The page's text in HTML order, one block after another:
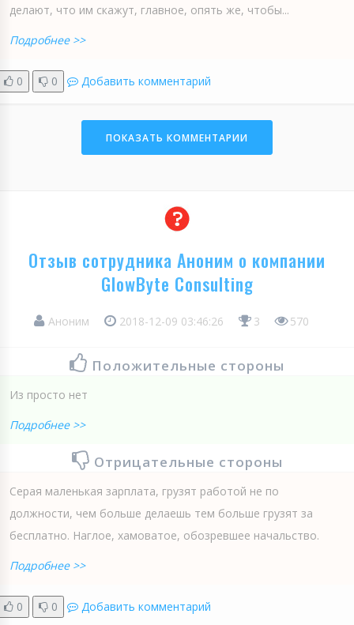
делают, что им скажут, главное, опять же, чтобы...
Подробнее >>
0 0 Добавить комментарий
ПОКАЗАТЬ КОММЕНТАРИИ
Отзыв сотрудника Аноним о компании
GlowByte Consulting
Аноним 2018-12-09 03:46:26 3 570
Положительные стороны
Из просто нет
Подробнее >>
Отрицательные стороны
Серая маленькая зарплата, грузят работой не по
должности, чем больше делаешь тем больше грузят за
бесплатно. Наглое, хамоватое, обозревшее начальство.
Подробнее >>
0 0 Добавить комментарий